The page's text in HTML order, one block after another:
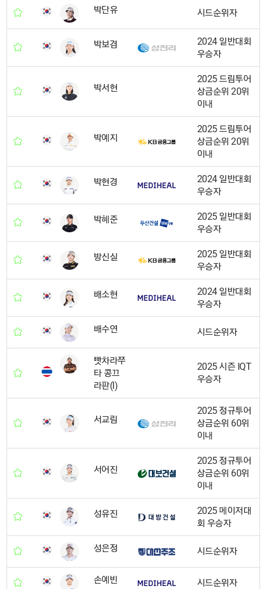
박단유 시드순위자
박보겸
2024 일반대회
우승자
박서현
2025 드림투어
상금순위 20위
이내
박예지
2025 드림투어
상금순위 20위
이내
박현경
2024 일반대회
우승자
박혜준
2025 일반대회
우승자
방신실
2025 일반대회
우승자
배소현
2024 일반대회
우승자
배수연 시드순위자
빳차라쭈
타 콩끄
라판(I)
2025 시즌 IQT
우승자
서교림
2025 정규투어
상금순위 60위
이내
서어진
2025 정규투어
상금순위 60위
이내
성유진
2025 메이저대
회 우승자
성은정 시드순위자
손예빈 시드순위자